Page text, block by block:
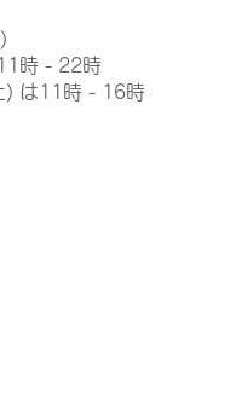
時 - 22時
) は11時 - 16時